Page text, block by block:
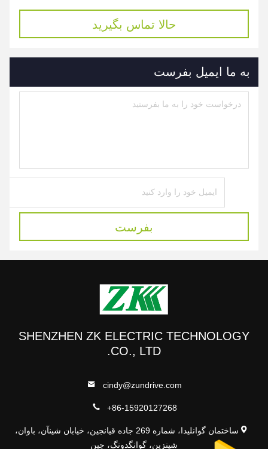
حالا تماس بگیرید
به ما ایمیل بفرست
بفرست
SHENZHEN ZK ELECTRIC TECHNOLOGY
CO., LTD.
cindy@zundrive.com
+86-15920127268
ساختمان گوانلیدا، شماره 269 جاده قیانجین، خیابان شینآن، باوان،
شینزین، گوانگدونگ، چین